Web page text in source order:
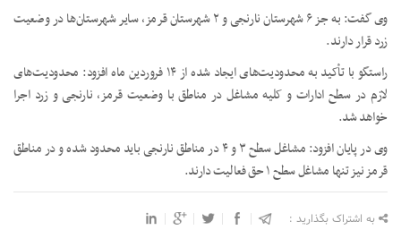
وی گفت: به جز ۶ شهرستان نارنجی و ۲ شهرستان قرمز، سایر شهرستان‌ها در وضعیت
زرد قرار دارند.
راستگو با تأکید به محدودیت‌های ایجاد شده از ۱۴ فروردین ماه افزود: محدودیت‌های
لازم در سطح ادارات و کلیه مشاغل در مناطق با وضعیت قرمز، نارنجی و زرد اجرا
خواهد شد.
وی در پایان افزود: مشاغل سطح ۳ و ۴ در مناطق نارنجی باید محدود شده و در مناطق
قرمز نیز تنها مشاغل سطح ۱ حق فعالیت دارند.
به اشتراک بگذارید :